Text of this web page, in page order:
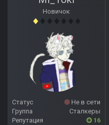
Новичок
Статус
Не в сети
Группа
Сталкеры
Репутация
16